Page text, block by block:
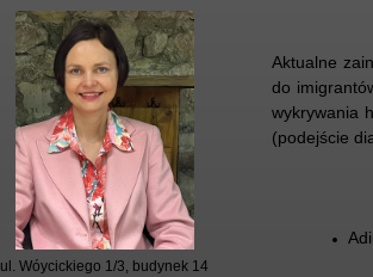
ul. Wóycickiego 1/3, budynek 14
Aktualne
do
wykrywania
(podejście